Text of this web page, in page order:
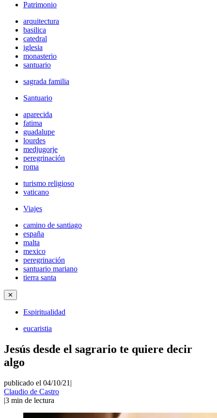
Patrimonio
arquitectura
basilica
catedral
iglesia
monasterio
santuario
sagrada familia
Santuario
aparecida
fatima
guadalupe
lourdes
medjugorje
peregrinación
roma
turismo religioso
vaticano
Viajes
camino de santiago
españa
malta
mexico
peregrinación
santuario mariano
tierra santa
✕
Espiritualidad
eucaristia
Jesús desde el sagrario te quiere decir
algo
publicado el 04/10/21 |
Claudio de Castro
|3 min de lectura